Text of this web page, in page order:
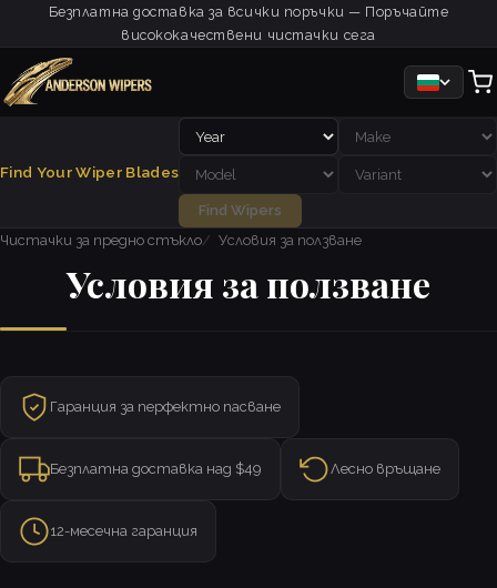
Безплатна доставка за всички поръчки — Поръчайте
висококачествени чистачки сега
Find Your Wiper Blades
Find Wipers
Чистачки за предно стъкло
Условия за ползване
Условия за ползване
Гаранция за перфектно пасване
Безплатна доставка над $49 Лесно връщане
12-месечна гаранция